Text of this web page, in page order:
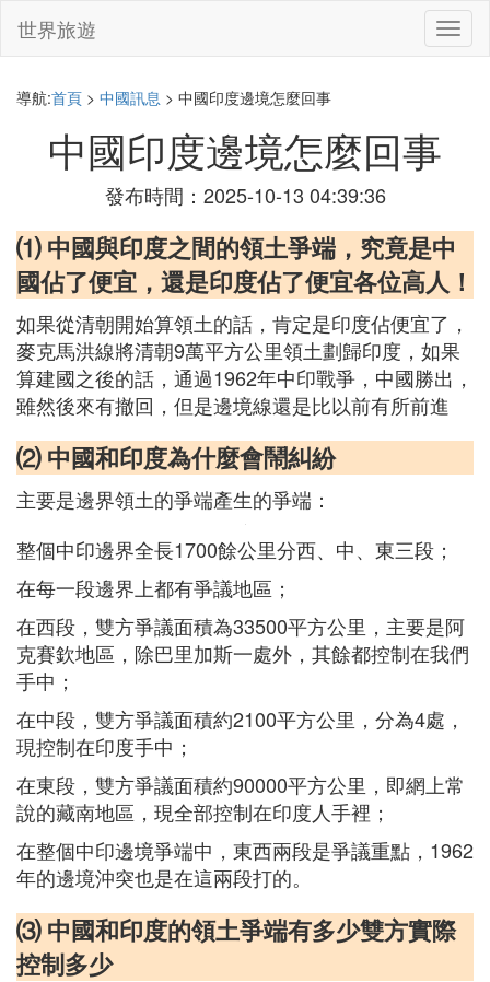
切
換
世界旅遊
導航:首頁 > 中國訊息 > 中國印度邊境怎麼回事
中國印度邊境怎麼回事
發布時間：2025-10-13 04:39:36
⑴ 中國與印度之間的領土爭端，究竟是中
國佔了便宜，還是印度佔了便宜各位高人！
如果從清朝開始算領土的話，肯定是印度佔便宜了，
麥克馬洪線將清朝9萬平方公里領土劃歸印度，如果
算建國之後的話，通過1962年中印戰爭，中國勝出，
雖然後來有撤回，但是邊境線還是比以前有所前進
⑵ 中國和印度為什麼會鬧糾紛
主要是邊界領土的爭端產生的爭端：
整個中印邊界全長1700餘公里分西、中、東三段；
在每一段邊界上都有爭議地區；
在西段，雙方爭議面積為33500平方公里，主要是阿
克賽欽地區，除巴里加斯一處外，其餘都控制在我們
手中；
在中段，雙方爭議面積約2100平方公里，分為4處，
現控制在印度手中；
在東段，雙方爭議面積約90000平方公里，即網上常
說的藏南地區，現全部控制在印度人手裡；
在整個中印邊境爭端中，東西兩段是爭議重點，1962
年的邊境沖突也是在這兩段打的。
⑶ 中國和印度的領土爭端有多少雙方實際
控制多少